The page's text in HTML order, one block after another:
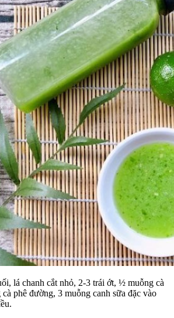
lá chanh cắt nhỏ, 2-3 trái ớt, ½ muỗng cà
phê đường, 3 muỗng canh sữa đặc vào